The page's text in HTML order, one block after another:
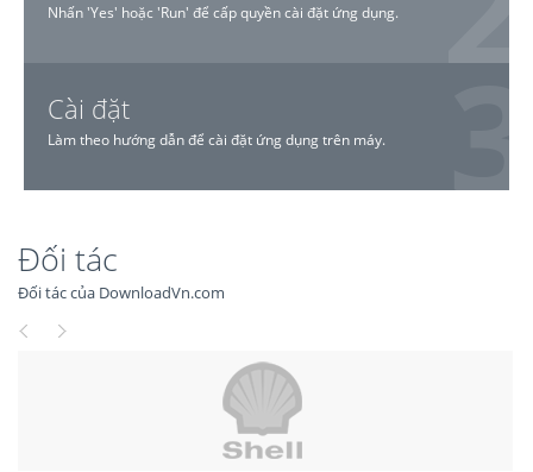
Nhấn 'Yes' hoặc 'Run' để cấp quyền cài đặt ứng dụng.
Cài đặt
Làm theo hướng dẫn để cài đặt ứng dụng trên máy.
Đối tác
Đối tác của DownloadVn.com